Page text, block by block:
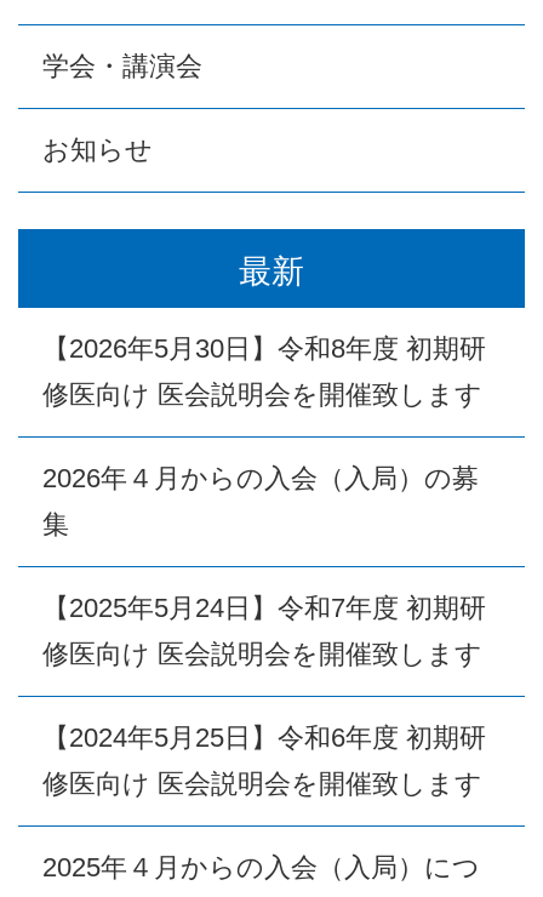
学会・講演会
お知らせ
最新
【2026年5月30日】令和8年度 初期研
修医向け 医会説明会を開催致します
2026年４月からの入会（入局）の募
集
【2025年5月24日】令和7年度 初期研
修医向け 医会説明会を開催致します
【2024年5月25日】令和6年度 初期研
修医向け 医会説明会を開催致します
2025年４月からの入会（入局）につ